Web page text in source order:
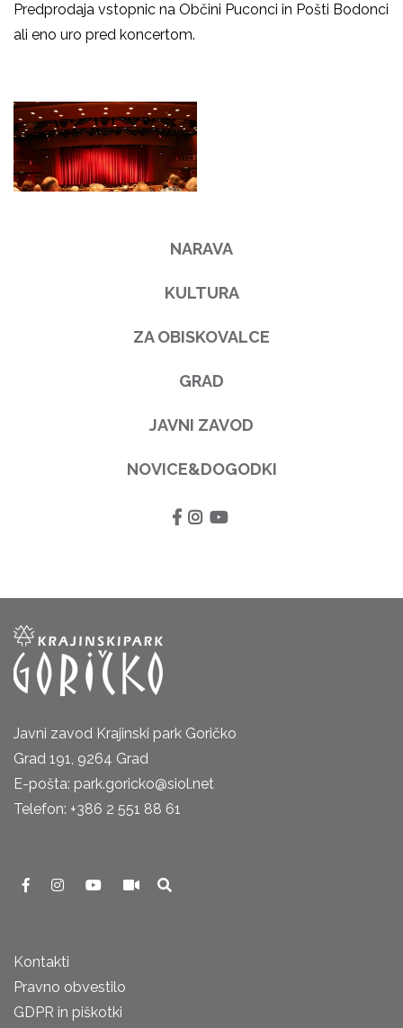
Predprodaja vstopnic na Občini Puconci in Pošti Bodonci
ali eno uro pred koncertom.
NARAVA
KULTURA
ZA OBISKOVALCE
GRAD
JAVNI ZAVOD
NOVICE&DOGODKI
Javni zavod Krajinski park Goričko
Grad 191, 9264 Grad
E-pošta: park.goricko@siol.net
Telefon: +386 2 551 88 61
Kontakti
Pravno obvestilo
GDPR in piškotki